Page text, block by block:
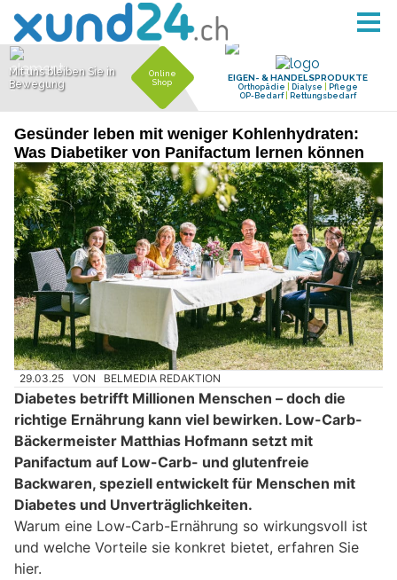
Gesünder leben mit weniger Kohlenhydraten:
Was Diabetiker von Panifactum lernen können
29.03.25 VON BELMEDIA REDAKTION
Diabetes betrifft Millionen Menschen – doch die
richtige Ernährung kann viel bewirken. Low-Carb-
Bäckermeister Matthias Hofmann setzt mit
Panifactum auf Low-Carb- und glutenfreie
Backwaren, speziell entwickelt für Menschen mit
Diabetes und Unverträglichkeiten.
Warum eine Low-Carb-Ernährung so wirkungsvoll ist
und welche Vorteile sie konkret bietet, erfahren Sie
hier.